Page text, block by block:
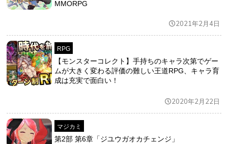
MMORPG
2021年2月4日
RPG
【モンスターコレクト】手持ちのキャラ次第でゲー
ムが大きく変わる評価の難しい王道RPG、キャラ育
成は充実で面白い！
2020年2月22日
マジカミ
第2部 第6章「ジユウガオカチェンジ」